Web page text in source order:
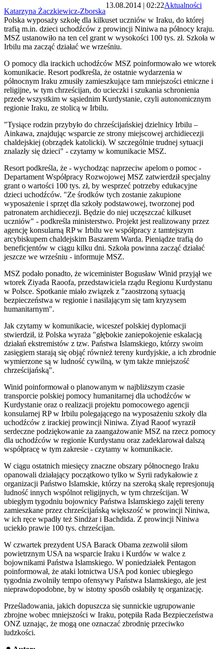
Katarzyna Żaczkiewicz-Zborska
13.08.2014 | 02:22Aktualności
Polska wyposaży szkołę dla kilkuset uczniów w Iraku, do której
trafią m.in. dzieci uchodźców z prowincji Niniwa na północy kraju.
MSZ ustanowiło na ten cel grant w wysokości 100 tys. zł. Szkoła w
Irbilu ma zacząć działać we wrześniu.
O pomocy dla irackich uchodźców MSZ poinformowało we wtorek
komunikacie. Resort podkreśla, że ostatnie wydarzenia w
północnym Iraku zmusiły zamieszkujące tam mniejszości etniczne i
religijne, w tym chrześcijan, do ucieczki i szukania schronienia
przede wszystkim w sąsiednim Kurdystanie, czyli autonomicznym
regionie Iraku, ze stolicą w Irbilu.
"Tysiące rodzin przybyło do chrześcijańskiej dzielnicy Irbilu –
Ainkawa, znajdując wsparcie ze strony miejscowej archidiecezji
chaldejskiej (obrządek katolicki). W szczególnie trudnej sytuacji
znalazły się dzieci" - czytamy w komunikacie MSZ.
Resort podkreśla, że - wychodząc naprzeciw apelom o pomoc -
Departament Współpracy Rozwojowej MSZ zatwierdził specjalny
grant o wartości 100 tys. zł, by wesprzeć potrzeby edukacyjne
dzieci uchodźców. "Ze środków tych zostanie zakupione
wyposażenie i sprzęt dla szkoły podstawowej, tworzonej pod
patronatem archidiecezji. Będzie do niej uczęszczać kilkuset
uczniów" - podkreśla ministerstwo. Projekt jest realizowany przez
agencję konsularną RP w Irbilu we współpracy z tamtejszym
arcybiskupem chaldejskim Baszarem Warda. Pieniądze trafią do
beneficjentów w ciągu kilku dni. Szkoła powinna zacząć działać
jeszcze we wrześniu - informuje MSZ.
MSZ podało ponadto, że wiceminister Bogusław Winid przyjął we
wtorek Ziyada Raoofa, przedstawiciela rządu Regionu Kurdystanu
w Polsce. Spotkanie miało związek z "zaostrzoną sytuacją
bezpieczeństwa w regionie i nasilającym się tam kryzysem
humanitarnym".
Jak czytamy w komunikacie, wiceszef polskiej dyplomacji
stwierdził, iż Polska wyraża "głębokie zaniepokojenie eskalacją
działań ekstremistów z tzw. Państwa Islamskiego, którzy swoim
zasięgiem starają się objąć również tereny kurdyjskie, a ich zbrodnie
wymierzone są w ludność cywilną, w tym także mniejszość
chrześcijańską".
Winid poinformował o planowanym w najbliższym czasie
transporcie polskiej pomocy humanitarnej dla uchodźców w
Kurdystanie oraz o realizacji projektu pomocowego agencji
konsularnej RP w Irbilu polegającego na wyposażeniu szkoły dla
uchodźców z irackiej prowincji Niniwa. Ziyad Raoof wyraził
serdeczne podziękowanie za zaangażowanie MSZ na rzecz pomocy
dla uchodźców w regionie Kurdystanu oraz zadeklarował dalszą
współpracę w tym zakresie - czytamy w komunikacie.
W ciągu ostatnich miesięcy znaczne obszary północnego Iraku
opanowali działający początkowo tylko w Syrii radykałowie z
organizacji Państwo Islamskie, którzy na szeroką skalę represjonują
ludność innych wspólnot religijnych, w tym chrześcijan. W
ubiegłym tygodniu bojownicy Państwa Islamskiego zajęli tereny
zamieszkane przez chrześcijańską większość w prowincji Niniwa,
w ich ręce wpadły też Sindżar i Bachdida. Z prowincji Niniwa
uciekło prawie 100 tys. chrześcijan.
W czwartek prezydent USA Barack Obama zezwolił siłom
powietrznym USA na wsparcie Iraku i Kurdów w walce z
bojownikami Państwa Islamskiego. W poniedziałek Pentagon
poinformował, że ataki lotnictwa USA pod koniec ubiegłego
tygodnia zwolniły tempo ofensywy Państwa Islamskiego, ale jest
nieprawdopodobne, by w istotny sposób osłabiły tę organizację.
Prześladowania, jakich dopuszcza się sunnickie ugrupowanie
zbrojne wobec mniejszości w Iraku, potępiła Rada Bezpieczeństwa
ONZ uznając, że mogą one oznaczać zbrodnię przeciwko
ludzkości.